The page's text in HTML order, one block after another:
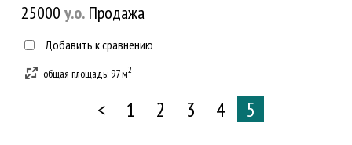
25000 y.о. Продажа
Добавить к сравнению
общая площадь: 97 м2
< 1 2 3 4 5